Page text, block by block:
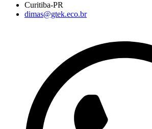
Curitiba-PR
dimas@gtek.eco.br